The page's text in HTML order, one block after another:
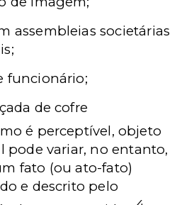
assembleias societárias
funcionário;
de cofre
é perceptível, objeto
pode variar, no entanto,
fato (ou ato-fato)
e descrito pelo